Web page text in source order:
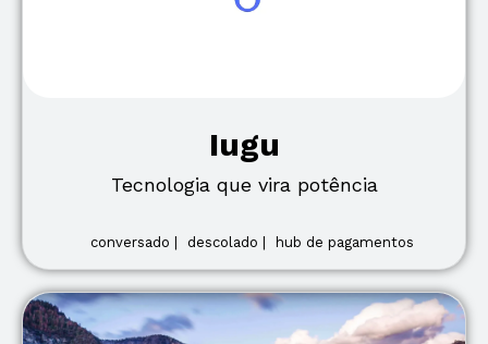
Iugu
Tecnologia que vira potência
conversado | descolado | hub de pagamentos